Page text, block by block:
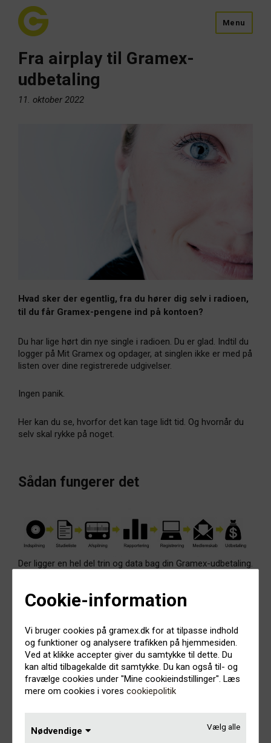
Menu
Cookie-information
Vi bruger cookies på gramex.dk for at tilpasse indhold
og funktioner og analysere trafikken på hjemmesiden.
Ved at klikke accepter giver du samtykke til dette. Du
kan altid tilbagekalde dit samtykke. Du kan også til- og
fravælge cookies under "Mine cookieindstillinger". Læs
mere om cookies i vores cookiepolitik
Vælg alle
Nødvendige
Fra airplay til Gramex-
udbetaling
11. oktober 2022
Hvad sker der egentlig, fra du hører dig selv i radioen,
til du får Gramex-pengene ind på kontoen?
Du har lige hørt din nye single i radioen. Du er glad. Indtil du
logger på Mit Gramex og opdager, at singlen ikke er med på
listen over dine registrerede udgivelser.
Ingen panik.
Her kan du se, hvorfor det kan tage lidt tid. Og hvornår du
selv skal rykke på noget.
Sådan fungerer det
Der ligger en hel del trin og data bag din Gramex-udbetaling.
Det tager længere tid, end du tror. Der går noget tid, før
radiostationen får rapporteret til Gramex, hvad de har
spillet af musik. Nogle radioer rapporterer til os hver
måned, andre kun hvert kvartal. Herefter går der tid, før
vi har indlæst og matchet rapporteringen med en
rettighedshaverne er registreret. Det har heldigvis ingen
betydning for din udbetaling, så længe studielisten er